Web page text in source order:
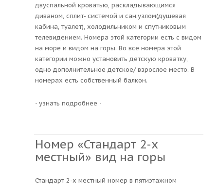
двуспальной кроватью, раскладывающимся
диваном, сплит- системой и сан.узлом(душевая
кабина, туалет), холодильником и спутниковым
телевидением. Номера этой категории есть с видом
на море и видом на горы. Во все номера этой
категории можно установить детскую кроватку,
одно дополнительное детское/ взрослое место. В
номерах есть собственный балкон.
- узнать подробнее -
Номер «Стандарт 2-х
местный» вид на горы
Стандарт 2-х местный номер в пятиэтажном